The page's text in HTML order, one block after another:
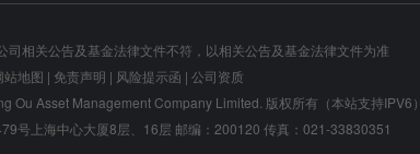
相关公告及基金法律文件不符，以相关公告及基金法律文件为准
站地图 | 免责声明 | 风险提示函 | 公司资质
Ou Asset Management Company Limited. 版权所有（本站支持IPV6）
号上海中心大厦8层、16层 邮编：200120 传真：021-33830351